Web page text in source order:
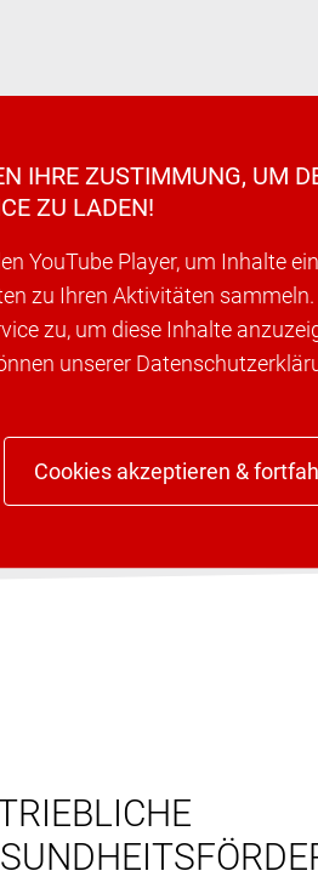
IHRE ZUSTIMMUNG, UM
ZU LADEN!
YouTube Player, um Inhalte
zu Ihren Aktivitäten
zu, um diese Inhalte
unserer
Cookies akzeptieren &